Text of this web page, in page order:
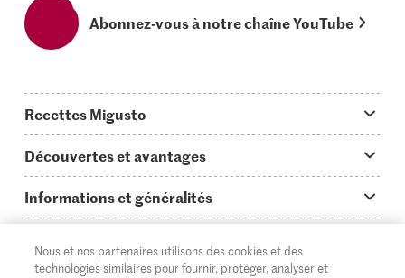
Abonnez-vous à notre chaîne YouTube
Recettes Migusto
Idées de menus
Plats principaux
Simple & vite prêt
Découvertes et avantages
On en parle...
Tutoriels
Informations et généralités
Questions concernant Migusto
Cuisiner avec Migusto
Supermarché
Nous et nos partenaires utilisons des cookies et des
technologies similaires pour fournir, protéger, analyser et